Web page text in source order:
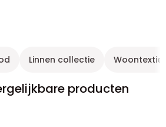
Linnen collectie
producten